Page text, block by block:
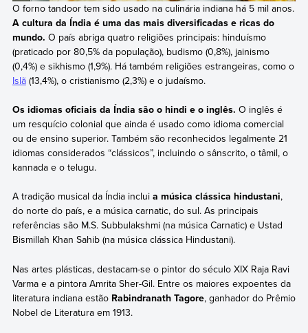
O forno tandoor tem sido usado na culinária indiana há 5 mil anos.
A cultura da Índia é uma das mais diversificadas e ricas do
mundo. O país abriga quatro religiões principais: hinduísmo
(praticado por 80,5% da população), budismo (0,8%), jainismo
(0,4%) e sikhismo (1,9%). Há também religiões estrangeiras, como o
Islã(13,4%), o cristianismo (2,3%) e o judaísmo.
Os idiomas oficiais da Índia são o hindi e o inglês. O inglês é
um resquício colonial que ainda é usado como idioma comercial
ou de ensino superior. Também são reconhecidos legalmente 21
idiomas considerados “clássicos”, incluindo o sânscrito, o tâmil, o
kannada e o telugu.
A tradição musical da Índia inclui a música clássica hindustani,
do norte do país, e a música carnatic, do sul. As principais
referências são M.S. Subbulakshmi (na música Carnatic) e Ustad
Bismillah Khan Sahib (na música clássica Hindustani).
Nas artes plásticas, destacam-se o pintor do século XIX Raja Ravi
Varma e a pintora Amrita Sher-Gil. Entre os maiores expoentes da
literatura indiana estão Rabindranath Tagore, ganhador do Prêmio
Nobel de Literatura em 1913.